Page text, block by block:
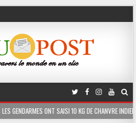
10 KG DE CHANVRE INDIEN DISSIMULÉS DANS LE